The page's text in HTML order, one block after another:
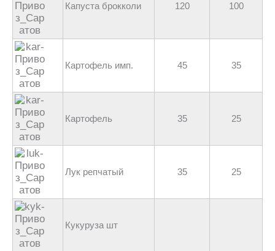
Капуста брокколи 120 100
Картофель имп. 45 35
Картофель 35 25
Лук репчатый 35 25
Кукуруза шт